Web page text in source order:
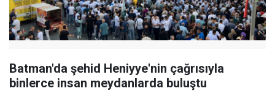
Batman'da şehid Heniyye'nin çağrısıyla
binlerce insan meydanlarda buluştu